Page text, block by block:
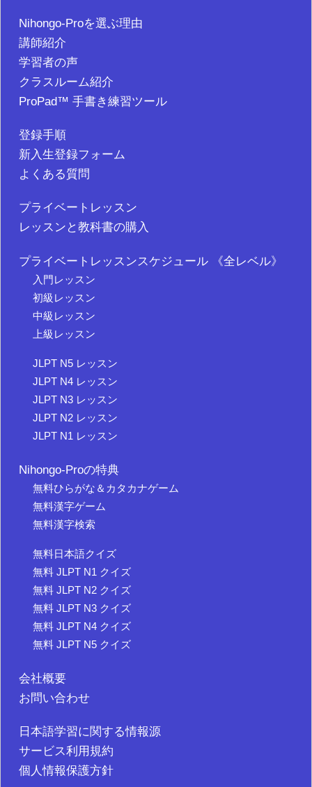
Nihongo-Proを選ぶ理由
講師紹介
学習者の声
クラスルーム紹介
ProPad™ 手書き練習ツール
登録手順
新入生登録フォーム
よくある質問
プライベートレッスン
レッスンと教科書の購入
プライベートレッスンスケジュール 《全レベル》
入門レッスン
初級レッスン
中級レッスン
上級レッスン
JLPT N5 レッスン
JLPT N4 レッスン
JLPT N3 レッスン
JLPT N2 レッスン
JLPT N1 レッスン
Nihongo-Proの特典
無料ひらがな＆カタカナゲーム
無料漢字ゲーム
無料漢字検索
無料日本語クイズ
無料 JLPT N1 クイズ
無料 JLPT N2 クイズ
無料 JLPT N3 クイズ
無料 JLPT N4 クイズ
無料 JLPT N5 クイズ
会社概要
お問い合わせ
日本語学習に関する情報源
サービス利用規約
個人情報保護方針